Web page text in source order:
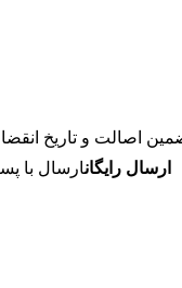
اصالت و تاریخ
ارسال رایگانارسال با